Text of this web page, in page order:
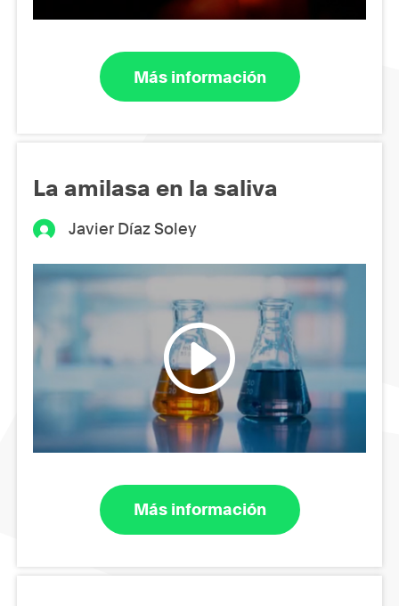
Más información
La amilasa en la saliva
Javier Díaz Soley
Más información